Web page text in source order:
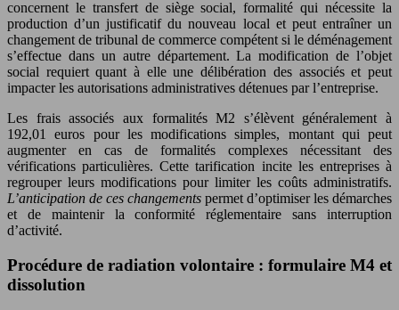
concernent le transfert de siège social, formalité qui nécessite la
production d’un justificatif du nouveau local et peut entraîner un
changement de tribunal de commerce compétent si le déménagement
s’effectue dans un autre département. La modification de l’objet
social requiert quant à elle une délibération des associés et peut
impacter les autorisations administratives détenues par l’entreprise.
Les frais associés aux formalités M2 s’élèvent généralement à
192,01 euros pour les modifications simples, montant qui peut
augmenter en cas de formalités complexes nécessitant des
vérifications particulières. Cette tarification incite les entreprises à
regrouper leurs modifications pour limiter les coûts administratifs.
L’anticipation de ces changements permet d’optimiser les démarches
et de maintenir la conformité réglementaire sans interruption
d’activité.
Procédure de radiation volontaire : formulaire M4 et
dissolution